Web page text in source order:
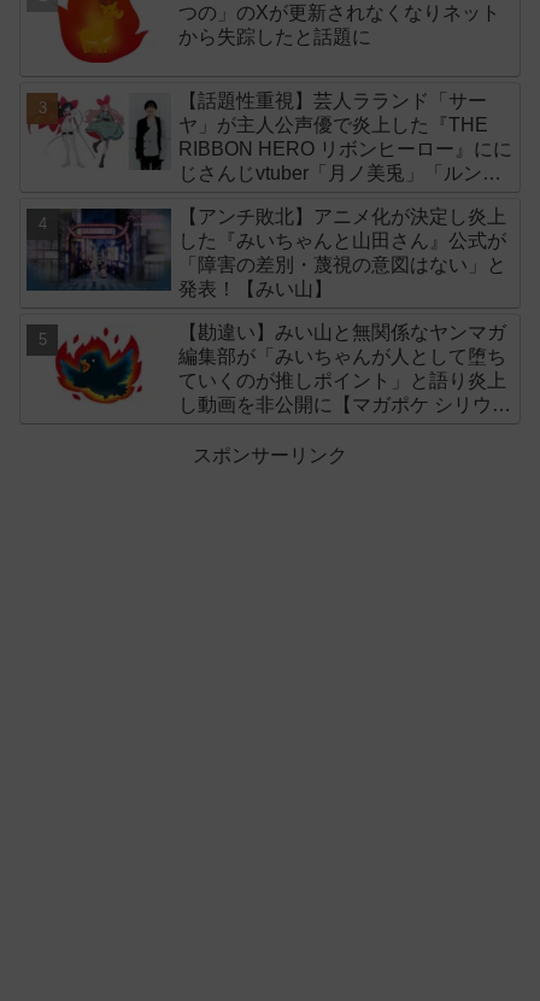
つの」のXが更新されなくなりネット
から失踪したと話題に
【話題性重視】芸人ラランド「サー
ヤ」が主人公声優で炎上した『THE
RIBBON HERO リボンヒーロー』にに
じさんじvtuber「月ノ美兎」「ルンル
【アンチ敗北】アニメ化が決定し炎上
した『みいちゃんと山田さん』公式が
「障害の差別・蔑視の意図はない」と
発表！【みい山】
【勘違い】みい山と無関係なヤンマガ
編集部が「みいちゃんが人として堕ち
ていくのが推しポイント」と語り炎上
し動画を非公開に【マガポケ シリウ
スポンサーリンク